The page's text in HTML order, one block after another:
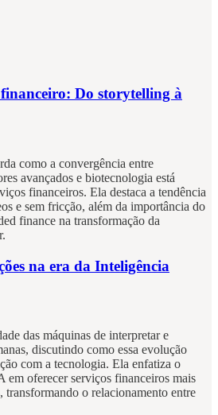
Do storytelling à
como a convergência entre
avançados e biotecnologia está
financeiros. Ela destaca a tendência
e sem fricção, além da importância do
finance na transformação da
na era da Inteligência
das máquinas de interpretar e
discutindo como essa evolução
com a tecnologia. Ela enfatiza o
em oferecer serviços financeiros mais
transformando o relacionamento entre